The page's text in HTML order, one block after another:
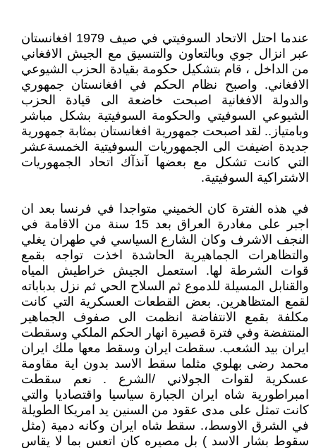
عندما احتل الاتحاد السوفيتي في صيف 1979 افغانستان
عبر انزال جوي وبالتعاون والتنسيق مع الجيش الافغاني
من الداخل ، قام بتشكيل حكومة بقيادة الحزب الشيوعي
الافغاني. واصبح نظام الحكم في افغانستان جمهوري
والدولة الافغانية اصبحت خاضعة الى قيادة الحزب
الشيوعي السوفيتي والحكومة السوفيتية بشكل مباشر
وبامتياز.. لقد اصبحت جمهورية افغانستان بمثابة جمهورية
جديدة اضيفت الى الجمهوريات السوفيتية الخمسةعشر
التي كانت تشكل مع بعضها آنذآك اتحاد الجمهوريات
الاشتراكية السوفيتية.
في هذه الفترة كان الخميني متواجدا في فرنسا بعد ان
اجبر على مغادرة العراق بعد 15 سنة من الاقامة في
النجف الاشرف وكان الشارع السياسي في طهران يغلي
والتظاهرات الجماهيرية الحاشدة اخذت تواجه بقمع
قوات الشرطة لها. استعمل الجيش خراطيش المياه
والقنابل المسيلة للدموع ثم السلاح الحي ثم نزل بدباباته
لقمع المتظاهرين. بعض القطعات العسكرية التي كانت
مكلفة بقمع الانتفاضة انظمت الى صفوف الجماهير
المنتفضة وفي فترة قصيرة انهار الحكم الملكي وسقطت
ايران بيد الشعب. سقطت ايران وسقط معها ملك ايران
محمد رضى بهلوي مثلما سقط الاسد بدون اية مقاومة
عسكرية لقوات الجولاني /الشرع . نعم سقطت
امبراطورية شاه ايران الجبارة سياسيا واقتصاديا والتي
كانت تمثل على مدى عقود من السنين يد امريكا الطويلة
في الشرق الاوسط،. سقط شاه ايران وكانه دمية (مثل
سقوط بشار الاسد ) بل مصيره كان اتعس بما لا يقاس